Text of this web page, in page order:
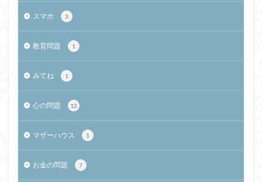
スマホ 3
教育問題 1
みてね 1
心の問題 12
マザーハウス 1
お金の問題 7